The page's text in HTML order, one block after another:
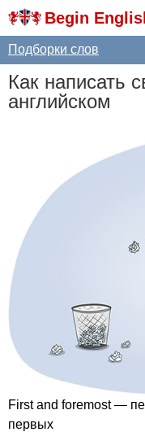
Begin
Подборки слов
Как написать
английском
First and foremost—
первых